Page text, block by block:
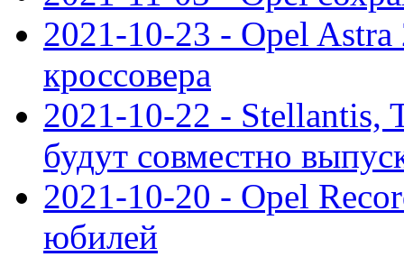
2021-10-23 - Opel Astra
кроссовера
2021-10-22 - Stellantis,
будут совместно
2021-10-20 - Opel
юбилей